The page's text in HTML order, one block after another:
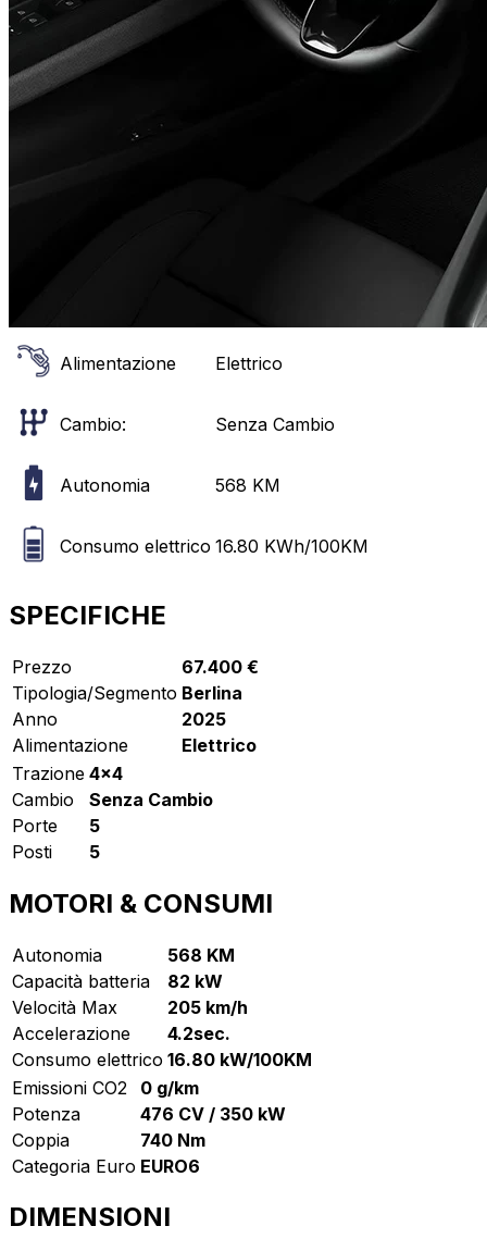
Alimentazione Elettrico
Cambio: Senza Cambio
Autonomia 568 KM
Consumo elettrico 16.80 KWh/100KM
SPECIFICHE
Prezzo
67.400 €
Tipologia/Segmento Berlina
Anno
2025
Alimentazione
Elettrico
Trazione 4x4
Cambio
Senza Cambio
Porte
5
Posti
5
MOTORI & CONSUMI
Autonomia
568 KM
Capacità batteria
82 kW
Velocità Max
205 km/h
Accelerazione
4.2sec.
Consumo elettrico 16.80 kW/100KM
Emissioni CO2
0 g/km
Potenza
476 CV / 350 kW
Coppia
740 Nm
Categoria Euro EURO6
DIMENSIONI